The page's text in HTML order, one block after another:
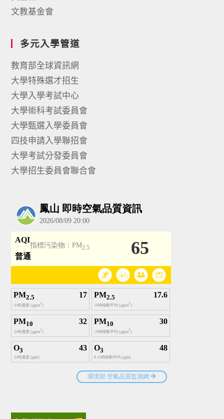
文教基金會
多元入學管道
教育部全球資訊網
大學特殊選才招生
大學入學考試中心
大學術科考試委員會
大學甄選入學委員會
四技申請入學聯招會
大學考試分發委員會
大學招生委員會聯合會